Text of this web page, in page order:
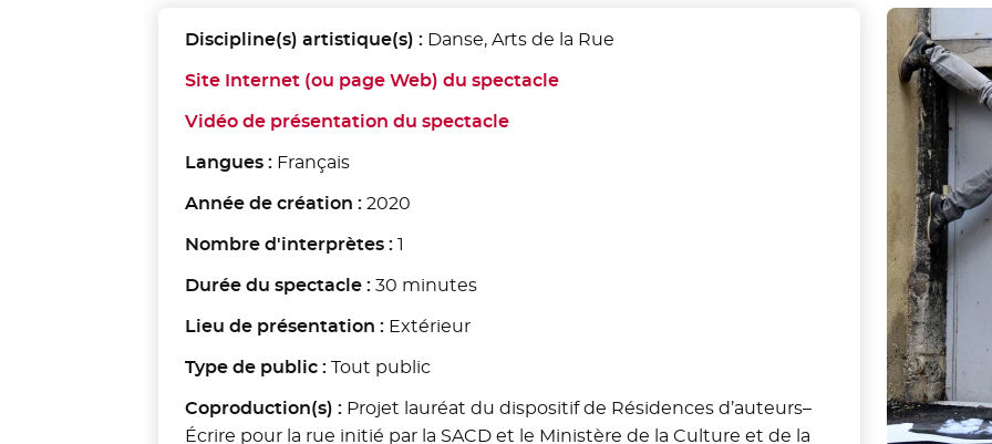
Discipline(s) artistique(s) : Danse, Arts de la Rue
Site Internet (ou page Web) du spectacle- Nouvelle fenêtre
Vidéo de présentation du spectacle- Nouvelle fenêtre
Langues : Français
Année de création : 2020
Nombre d'interprètes : 1
Durée du spectacle : 30 minutes
Lieu de présentation : Extérieur
Type de public : Tout public
Coproduction(s) : Projet lauréat du dispositif de Résidences d’auteurs–
Écrire pour la rue initié par la SACD et le Ministère de la Culture et de la